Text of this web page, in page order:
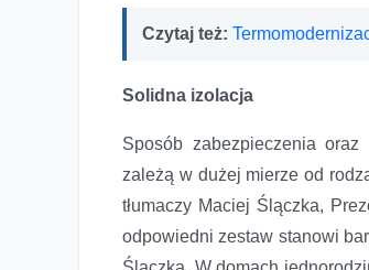
Czytaj też:
Solidna izolacja
Sposób zabezpieczenia
zależą w dużej mierze od
tłumaczy Maciej Ślączka,
odpowiedni zestaw stanowi